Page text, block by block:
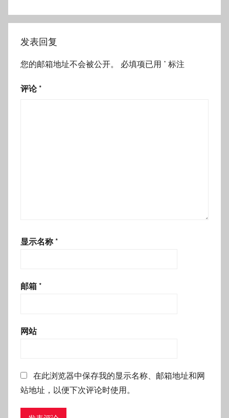
发表回复
您的邮箱地址不会被公开。 必填项已用 * 标注
评论 *
显示名称 *
邮箱 *
网站
在此浏览器中保存我的显示名称、邮箱地址和网
站地址，以便下次评论时使用。